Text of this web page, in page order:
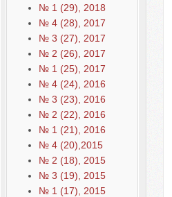
№ 1 (29), 2018
№ 4 (28), 2017
№ 3 (27), 2017
№ 2 (26), 2017
№ 1 (25), 2017
№ 4 (24), 2016
№ 3 (23), 2016
№ 2 (22), 2016
№ 1 (21), 2016
№ 4 (20),2015
№ 2 (18), 2015
№ 3 (19), 2015
№ 1 (17), 2015